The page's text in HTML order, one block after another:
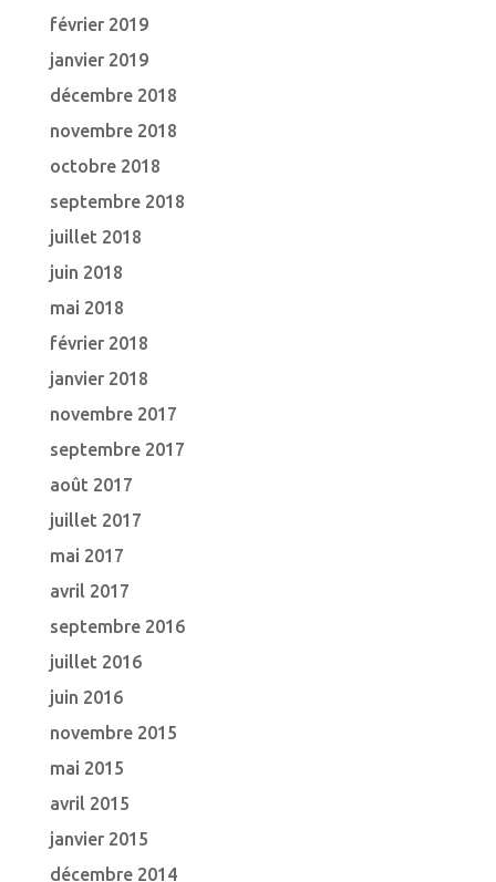
février 2019
janvier 2019
décembre 2018
novembre 2018
octobre 2018
septembre 2018
juillet 2018
juin 2018
mai 2018
février 2018
janvier 2018
novembre 2017
septembre 2017
août 2017
juillet 2017
mai 2017
avril 2017
septembre 2016
juillet 2016
juin 2016
novembre 2015
mai 2015
avril 2015
janvier 2015
décembre 2014